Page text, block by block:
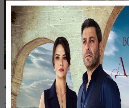
«ДЕМ. СОҢҒЫ ҮМІТ» | 9-бөлім